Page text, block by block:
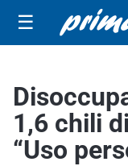
☰
1,6 chili
“Uso